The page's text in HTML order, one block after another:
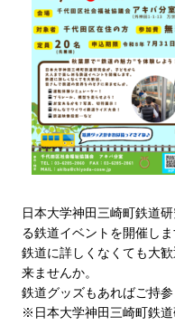
日本大学神田三崎町鉄道
る鉄道イベントを開催しま
鉄道に詳しくなくても大歓
来ませんか。
鉄道グッズもあればご持
※ 日本大学神田三崎町鉄